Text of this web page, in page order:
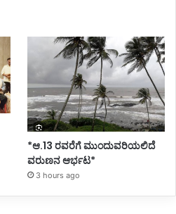
*ಆ.13 ರವರೆಗೆ ಮುಂದುವರಿಯಲಿದೆ
ವರುಣನ ಆರ್ಭಟ*
3 hours ago